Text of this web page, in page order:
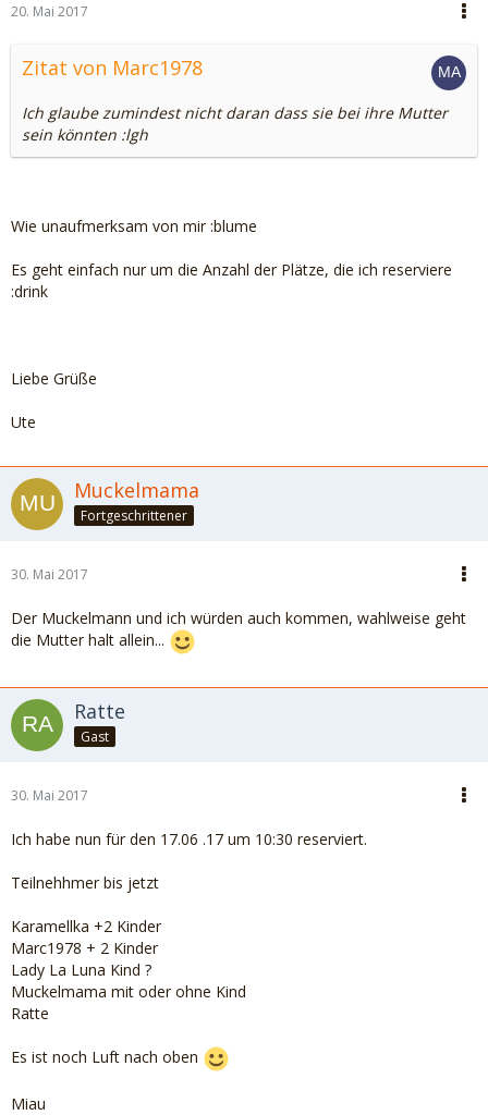
20. Mai 2017
Zitat von Marc1978
Ich glaube zumindest nicht daran dass sie bei ihre Mutter
sein könnten :lgh
Wie unaufmerksam von mir :blume
Es geht einfach nur um die Anzahl der Plätze, die ich reserviere
:drink
Liebe Grüße
Ute
Muckelmama
Fortgeschrittener
30. Mai 2017
Der Muckelmann und ich würden auch kommen, wahlweise geht
die Mutter halt allein...
Ratte
Gast
30. Mai 2017
Ich habe nun für den 17.06 .17 um 10:30 reserviert.
Teilnehhmer bis jetzt
Karamellka +2 Kinder
Marc1978 + 2 Kinder
Lady La Luna Kind ?
Muckelmama mit oder ohne Kind
Ratte
Es ist noch Luft nach oben
Miau